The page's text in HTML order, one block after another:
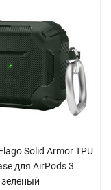
TPU)
Solid Armor TPU
для AirPods 3